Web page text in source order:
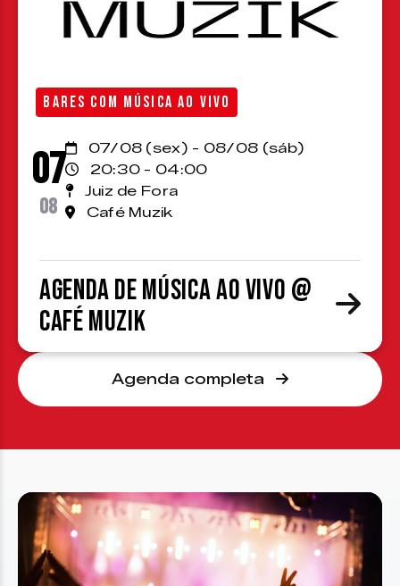
BARES COM MÚSICA AO VIVO
07
08
07/08 (sex) - 08/08 (sáb)
20:30 - 04:00
Juiz de Fora
Café Muzik
Agenda de Música ao Vivo @
Café Muzik
Agenda completa